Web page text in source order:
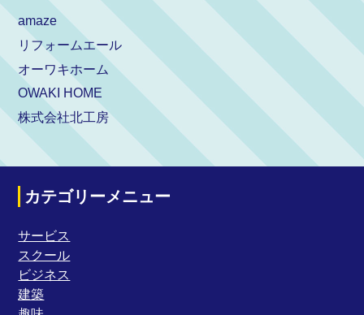
amaze
リフォームエール
オーワキホーム
OWAKI HOME
株式会社北工房
カテゴリーメニュー
サービス
スクール
ビジネス
建築